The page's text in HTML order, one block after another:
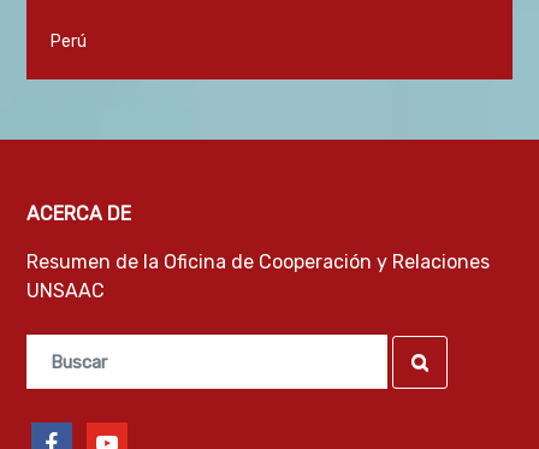
Perú
ACERCA DE
Resumen de la Oficina de Cooperación y Relaciones
UNSAAC
for:
Search
facebookyoutube